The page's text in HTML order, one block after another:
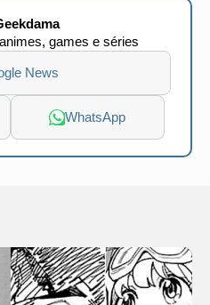
games e séries
News
WhatsApp